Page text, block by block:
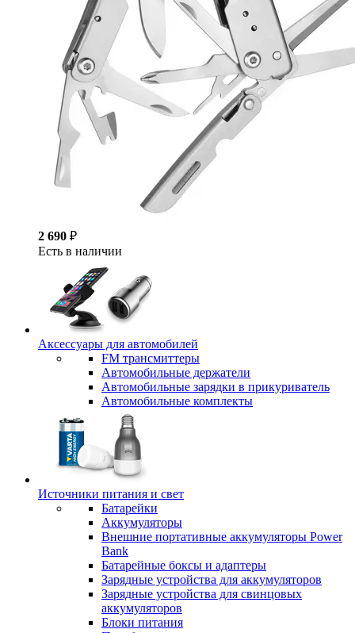
2 690 ₽
Есть в наличии
Аксессуары для автомобилей
FM трансмиттеры
Автомобильные держатели
Автомобильные зарядки в прикуриватель
Автомобильные комплекты
Источники питания и свет
Батарейки
Аккумуляторы
Внешние портативные аккумуляторы Power
Bank
Батарейные боксы и адаптеры
Зарядные устройства для аккумуляторов
Зарядные устройства для свинцовых
аккумуляторов
Блоки питания